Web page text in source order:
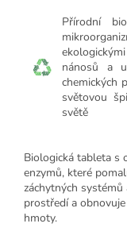
Přírodní
nánosů a
chemických
světovou
světě
Biologická tableta s
enzymů, které
záchytných
prostředí a
hmoty.